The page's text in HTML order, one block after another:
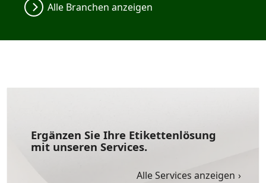
Alle Branchen anzeigen
Ergänzen Sie Ihre Etikettenlösung
mit unseren Services.
Alle Services anzeigen